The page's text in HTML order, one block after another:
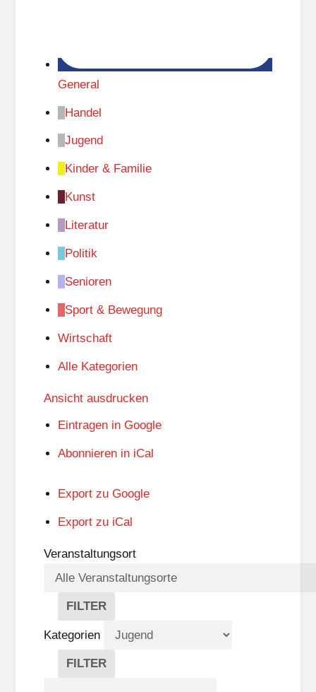
General
Handel
Jugend
Kinder & Familie
Kunst
Literatur
Politik
Senioren
Sport & Bewegung
Wirtschaft
Alle Kategorien
Ansicht ausdrucken
Eintragen in Google
Abonnieren in iCal
Export zu Google
Export zu iCal
Veranstaltungsort
FILTER
V
E
R
A
Kategorien
FILTER